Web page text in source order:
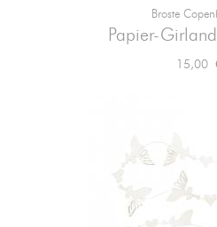
Broste
Papier-
Preis
15,00